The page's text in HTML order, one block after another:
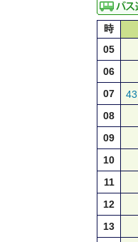
時
05
06
07
43
08
09
10
11
12
13